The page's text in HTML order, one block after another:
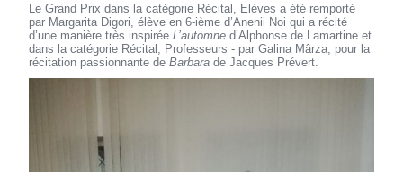
Le Grand Prix dans la catégorie Récital, Elèves a été remporté
par Margarita Digori, élève en 6-ième d’Anenii Noi qui a récité
d’une manière très inspiréeL’automne d’Alphonse de Lamartine et
dans la catégorie Récital, Professeurs - par Galina Mârza, pour la
récitation passionnante deBarbarade Jacques Prévert.